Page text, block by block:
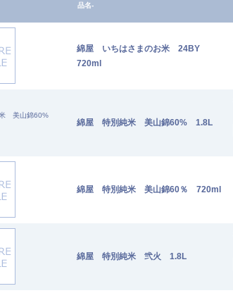
品名-
綿屋 いちはさまのお米 24BY
720ml
綿屋 特別純米 美山錦60% 1.8L
綿屋 特別純米 美山錦60％ 720ml
綿屋 特別純米 弐火 1.8L